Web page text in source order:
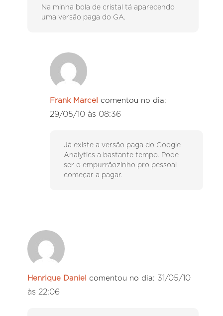
Na minha bola de cristal tá aparecendo
uma versão paga do GA.
Frank Marcel comentou no dia:
29/05/10 às 08:36
Já existe a versão paga do Google
Analytics a bastante tempo. Pode
ser o empurrãozinho pro pessoal
começar a pagar.
Henrique Daniel comentou no dia: 31/05/10
às 22:06